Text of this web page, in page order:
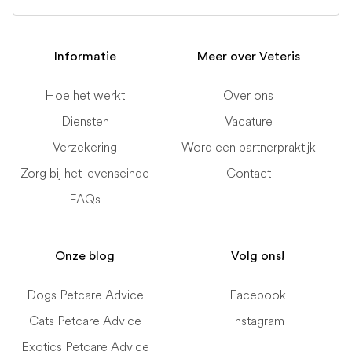
Informatie
Hoe het werkt
Diensten
Verzekering
Zorg bij het levenseinde
FAQs
Meer over Veteris
Over ons
Vacature
Word een partnerpraktijk
Contact
Onze blog
Dogs Petcare Advice
Cats Petcare Advice
Exotics Petcare Advice
Volg ons!
Facebook
Instagram